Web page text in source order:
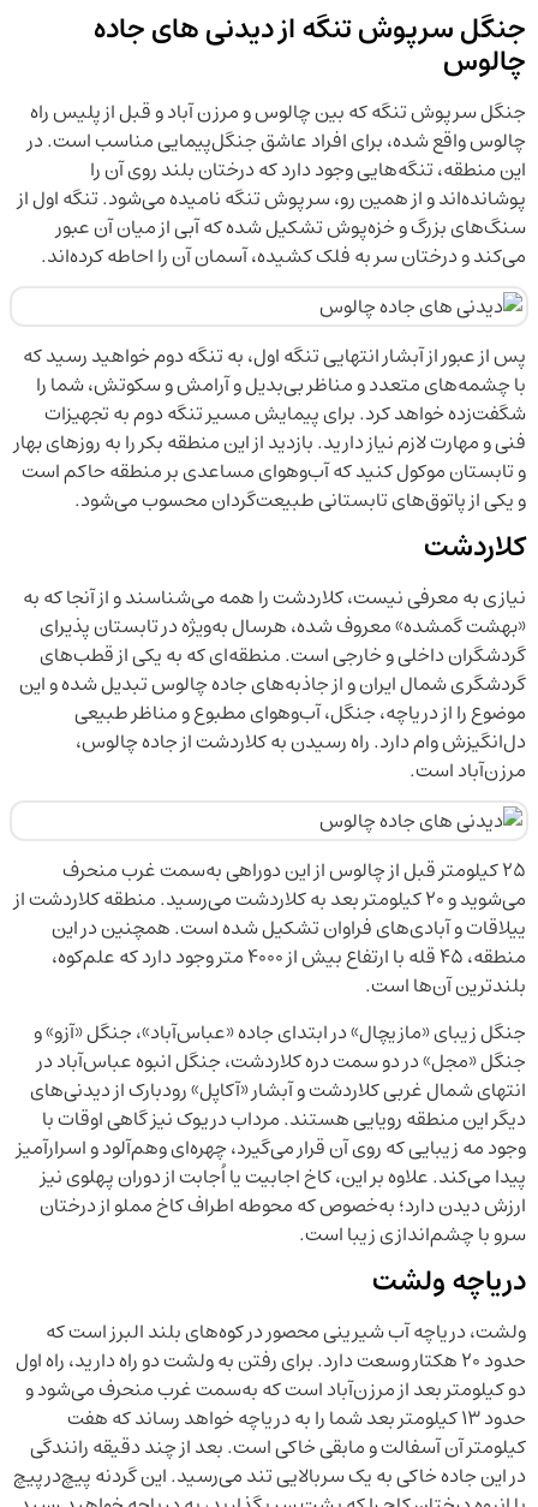
جنگل سرپوش تنگه از دیدنی های جاده
چالوس
جنگل سرپوش تنگه که بین چالوس و مرزن آباد و قبل از پلیس راه
چالوس واقع شده، برای افراد عاشق جنگل‌پیمایی مناسب است. در
این منطقه، تنگه‌هایی وجود دارد که درختان بلند روی آن را
پوشانده‌اند و از همین رو، سرپوش تنگه نامیده می‌شود. تنگه اول از
سنگ‌های بزرگ و خزه‌پوش تشکیل شده که آبی از میان آن عبور
می‌کند و درختان سر به فلک کشیده، آسمان آن را احاطه کرده‌اند.
پس از عبور از آبشار انتهایی تنگه اول، به تنگه دوم خواهید رسید که
با چشمه‌های متعدد و مناظر بی‌بدیل و آرامش و سکوتش، شما را
شگفت‌زده خواهد کرد. برای پیمایش مسیر تنگه دوم به تجهیزات
فنی و مهارت‌ لازم نیاز دارید. بازدید از این منطقه بکر را به روزهای بهار
و تابستان موکول کنید که آب‌وهوای مساعدی بر منطقه حاکم است
و یکی از پاتوق‌های تابستانی طبیعت‌گردان محسوب می‌شود.
کلاردشت
نیازی به معرفی نیست، کلاردشت را همه می‌شناسند و از آنجا که به
«بهشت گمشده» معروف شده، هرسال به‌ویژه در تابستان پذیرای
گردشگران داخلی و خارجی است. منطقه‌ای که به یکی از قطب‌های
گردشگری شمال ایران و از جاذبه‌های جاده چالوس تبدیل شده و این
موضوع را از دریاچه، جنگل، آب‌وهوای مطبوع و مناظر طبیعی
دل‌انگیزش وام دارد. راه رسیدن به کلاردشت از جاده چالوس،
مرزن‌آباد است.
۲۵ کیلومتر قبل از چالوس از این دوراهی به‌سمت غرب منحرف
می‌شوید و ۲۰ کیلومتر بعد به کلاردشت می‌رسید. منطقه کلاردشت از
ییلاقات و آبادی‌های فراوان تشکیل شده است. همچنین در این
منطقه، ۴۵ قله با ارتفاع بیش از ۴۰۰۰ متر وجود دارد که علم‌کوه،
بلندترین آن‌ها است.
جنگل زیبای «مازیچال» در ابتدای جاده «عباس‌آباد»، جنگل «آزو» و
جنگل «مجل» در دو سمت دره کلاردشت، جنگل انبوه عباس‌آباد در
انتهای شمال غربی کلاردشت و آبشار «آکاپل» رودبارک از دیدنی‌های
دیگر این منطقه رویایی هستند. مرداب دریوک نیز گاهی اوقات با
وجود مه زیبایی که روی آن قرار می‌گیرد، چهره‌ای وهم‌آلود و اسرارآمیز
پیدا می‌کند. علاوه بر این، کاخ اجابیت یا اُجابت از دوران پهلوی نیز
ارزش دیدن دارد؛ به‌خصوص که محوطه اطراف کاخ مملو از درختان
سرو با چشم‌اندازی زیبا است.
دریاچه ولشت
ولشت، دریاچه آب شیرینی محصور در کوه‌های بلند البرز است که
حدود ۲۰ هکتار وسعت دارد. برای رفتن به ولشت دو راه دارید، راه اول
دو کیلومتر بعد از مرزن‌آباد است که به‌سمت غرب منحرف می‌شود و
حدود ۱۳ کیلومتر بعد شما را به دریاچه خواهد رساند که هفت
کیلومتر آن آسفالت و مابقی خاکی است. بعد از چند دقیقه رانندگی
در این جاده خاکی به یک سربالایی تند می‌رسید. این گردنه پیچ‌درپیچ